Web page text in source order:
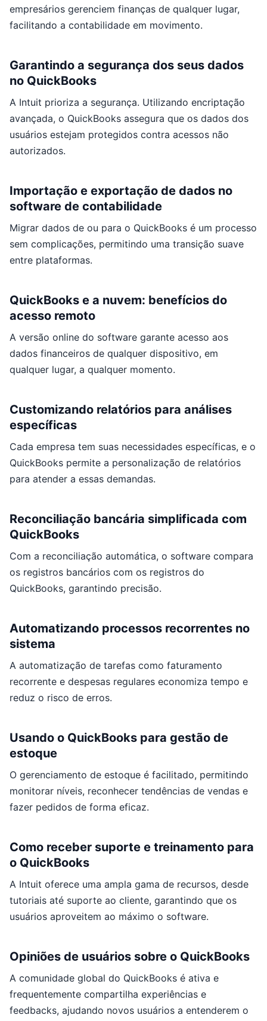
empresários gerenciem finanças de qualquer lugar,
facilitando a contabilidade em movimento.
Garantindo a segurança dos seus dados
no QuickBooks
A Intuit prioriza a segurança. Utilizando encriptação
avançada, o QuickBooks assegura que os dados dos
usuários estejam protegidos contra acessos não
autorizados.
Importação e exportação de dados no
software de contabilidade
Migrar dados de ou para o QuickBooks é um processo
sem complicações, permitindo uma transição suave
entre plataformas.
QuickBooks e a nuvem: benefícios do
acesso remoto
A versão online do software garante acesso aos
dados financeiros de qualquer dispositivo, em
qualquer lugar, a qualquer momento.
Customizando relatórios para análises
específicas
Cada empresa tem suas necessidades específicas, e o
QuickBooks permite a personalização de relatórios
para atender a essas demandas.
Reconciliação bancária simplificada com
QuickBooks
Com a reconciliação automática, o software compara
os registros bancários com os registros do
QuickBooks, garantindo precisão.
Automatizando processos recorrentes no
sistema
A automatização de tarefas como faturamento
recorrente e despesas regulares economiza tempo e
reduz o risco de erros.
Usando o QuickBooks para gestão de
estoque
O gerenciamento de estoque é facilitado, permitindo
monitorar níveis, reconhecer tendências de vendas e
fazer pedidos de forma eficaz.
Como receber suporte e treinamento para
o QuickBooks
A Intuit oferece uma ampla gama de recursos, desde
tutoriais até suporte ao cliente, garantindo que os
usuários aproveitem ao máximo o software.
Opiniões de usuários sobre o QuickBooks
A comunidade global do QuickBooks é ativa e
frequentemente compartilha experiências e
feedbacks, ajudando novos usuários a entenderem o